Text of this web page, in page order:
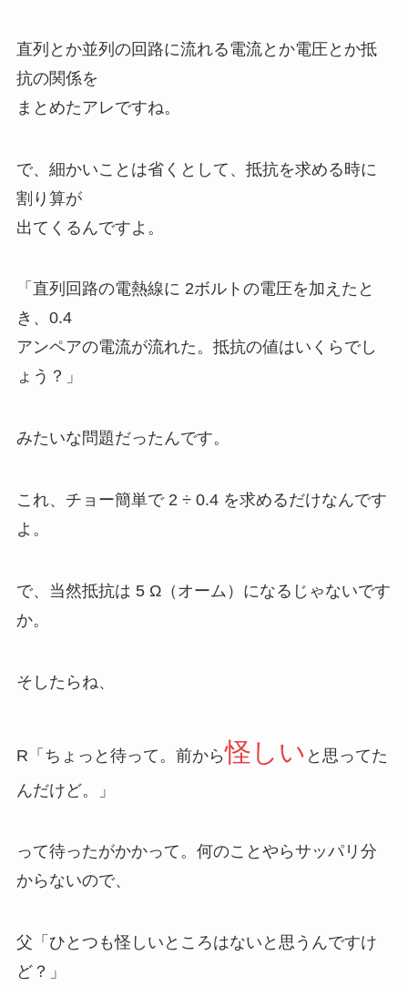
直列とか並列の回路に流れる電流とか電圧とか抵
抗の関係を
まとめたアレですね。
で、細かいことは省くとして、抵抗を求める時に
割り算が
出てくるんですよ。
「直列回路の電熱線に 2ボルトの電圧を加えたと
き、0.4
アンペアの電流が流れた。抵抗の値はいくらでし
ょう？」
みたいな問題だったんです。
これ、チョー簡単で 2 ÷ 0.4 を求めるだけなんです
よ。
で、当然抵抗は 5 Ω（オーム）になるじゃないです
か。
そしたらね、
R「ちょっと待って。前から怪しい と思ってた
んだけど。」
って待ったがかかって。何のことやらサッパリ分
からないので、
父「ひとつも怪しいところはないと思うんですけ
ど？」